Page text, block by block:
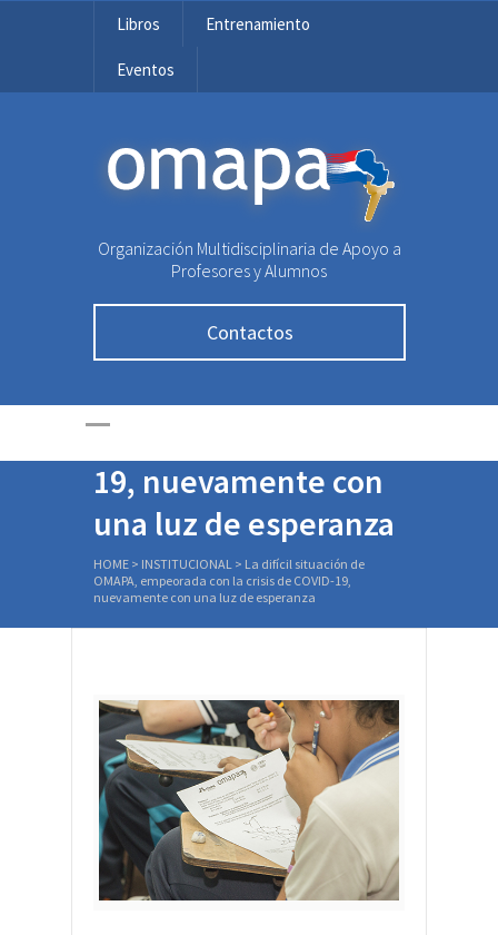
Libros Entrenamiento
Eventos
OMAPA
Organización Multidisciplinaria de Apoyo a
Profesores y Alumnos
Contactos
La difícil situación de
OMAPA, empeorada
con la crisis de COVID-
19, nuevamente con
una luz de esperanza
HOME > INSTITUCIONAL > La difícil situación de
OMAPA, empeorada con la crisis de COVID-19,
nuevamente con una luz de esperanza